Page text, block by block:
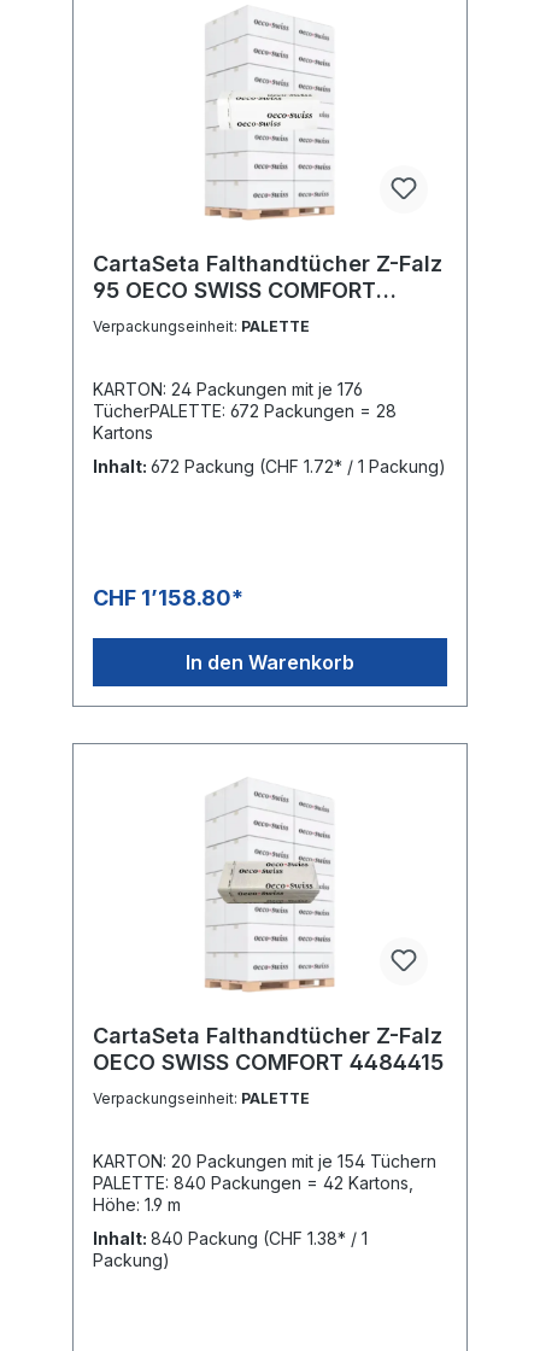
CartaSeta Falthandtücher Z-Falz
95 OECO SWISS COMFORT
4484414
Verpackungseinheit: PALETTE
KARTON: 24 Packungen mit je 176
TücherPALETTE: 672 Packungen = 28
Kartons
Inhalt: 672 Packung (CHF 1.72* / 1 Packung)
CHF 1’158.80*
In den Warenkorb
CartaSeta Falthandtücher Z-Falz
OECO SWISS COMFORT 4484415
Verpackungseinheit: PALETTE
KARTON: 20 Packungen mit je 154 Tüchern
PALETTE: 840 Packungen = 42 Kartons,
Höhe: 1.9 m
Inhalt: 840 Packung (CHF 1.38* / 1
Packung)